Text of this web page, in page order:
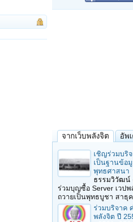
จากเว็บพลังจิต อัพ
เชิญร่วมบริ
เป็นฐานข้อมู
พุทธศาสนา
ธรรมวิวัฒน์
ร่วมบุญซื้อ Server เวปพ
ถวายเป็นพุทธบูชา สาธุ
ร่วมบริจาค
พลังจิต ปี